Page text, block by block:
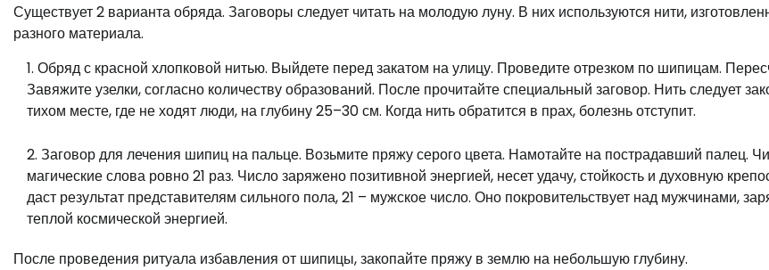
Существует 2 варианта обряда. Заговоры следует читать на молодую луну. В них используются нити,
разного материала.
Обряд с красной хлопковой нитью. Выйдете перед закатом на улицу. Проведите отрезком по шипицам.
Завяжите узелки, согласно количеству образований. После прочитайте специальный заговор. Нить следует
тихом месте, где не ходят люди, на глубину 25–30 см. Когда нить обратится в прах, болезнь отступит.
Заговор для лечения шипиц на пальце. Возьмите пряжу серого цвета. Намотайте на пострадавший палец.
магические слова ровно 21 раз. Число заряжено позитивной энергией, несет удачу, стойкость и духовную
даст результат представителям сильного пола, 21 – мужское число. Оно покровительствует над мужчинами,
теплой космической энергией.
После проведения ритуала избавления от шипицы, закопайте пряжу в землю на небольшую глубину.